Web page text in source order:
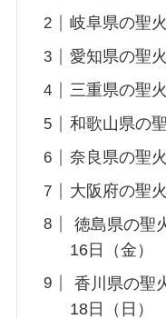
岐阜県の聖
愛知県の聖
三重県の聖
和歌山県
奈良県の聖
大阪府の聖
徳島県の聖
16日（金）
香川県の聖
18日（日）